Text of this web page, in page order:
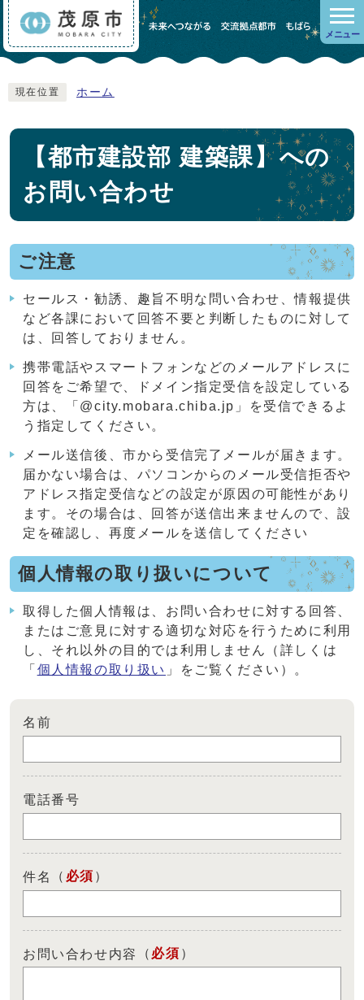
メニュー
現在位置 ホーム
【都市建設部 建築課】への
お問い合わせ
ご注意
セールス・勧誘、趣旨不明な問い合わせ、情報提供
など各課において回答不要と判断したものに対して
は、回答しておりません。
携帯電話やスマートフォンなどのメールアドレスに
回答をご希望で、ドメイン指定受信を設定している
方は、「@city.mobara.chiba.jp」を受信できるよ
う指定してください。
メール送信後、市から受信完了メールが届きます。
届かない場合は、パソコンからのメール受信拒否や
アドレス指定受信などの設定が原因の可能性があり
ます。その場合は、回答が送信出来ませんので、設
定を確認し、再度メールを送信してください
個人情報の取り扱いについて
取得した個人情報は、お問い合わせに対する回答、
またはご意見に対する適切な対応を行うために利用
し、それ以外の目的では利用しません（詳しくは
「 個人情報の取り扱い 」をご覧ください）。
名前
電話番号
件名 （ 必須 ）
お問い合わせ内容 （ 必須 ）